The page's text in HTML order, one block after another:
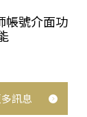
號介面功
訊息